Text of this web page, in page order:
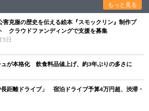
もっと見る
害克服の歴史を伝える絵本『スモックリン』制作プ
クラウドファンディングで支援を募集
5日
ュが本格化 飲食料品値上げ、約3年ぶりの多さに
距離ドライブ」 宿泊ドライブ予算4万円超、渋滞・